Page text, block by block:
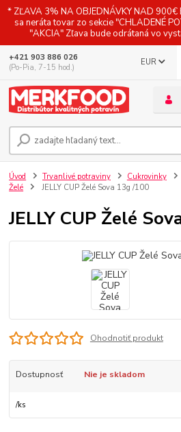
* ZĽAVA 3% NA OBJEDNÁVKY NAD
sa neráta tovar zo sekcie "CHLADENÉ
"AKCIA" Zľava bude odrátaná vo
EUR
+421 903 886 026
(Po-Pia, 7-15 hod.)
Úvod Trvanlivé potraviny Cukrovinky
Želé
JELLY CUP Želé Sova 13g /100
JELLY CUP Želé
Ohodnotiť produkt
Dostupnosť Nie je skladom
/ks